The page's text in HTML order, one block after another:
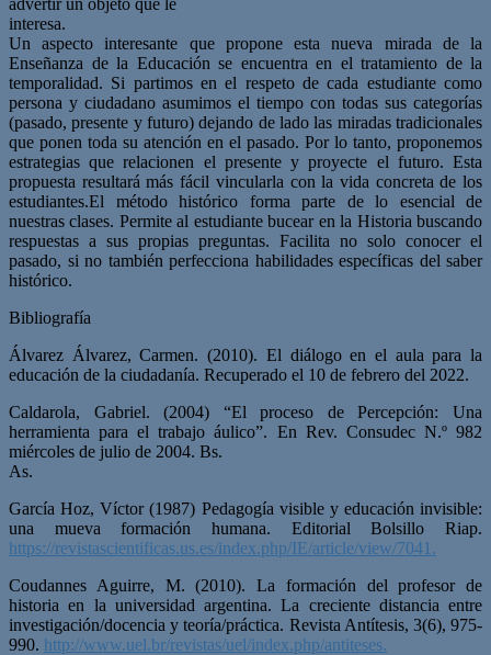
interesa.
Un aspecto interesante que propone esta nueva mirada de la
Enseñanza de la Educación se encuentra en el tratamiento de la
temporalidad. Si partimos en el respeto de cada estudiante como
persona y ciudadano asumimos el tiempo con todas sus categorías
(pasado, presente y futuro) dejando de lado las miradas tradicionales
que ponen toda su atención en el pasado. Por lo tanto, proponemos
estrategias que relacionen el presente y proyecte el futuro. Esta
propuesta resultará más fácil vincularla con la vida concreta de los
estudiantes.El método histórico forma parte de lo esencial de
nuestras clases. Permite al estudiante bucear en la Historia buscando
respuestas a sus propias preguntas. Facilita no solo conocer el
pasado, si no también perfecciona habilidades específicas del saber
histórico.
Bibliografía
Álvarez Álvarez, Carmen. (2010). El diálogo en el aula para la
educación de la ciudadanía. Recuperado el 10 de febrero del 2022.
Caldarola, Gabriel. (2004) “El proceso de Percepción: Una
herramienta para el trabajo áulico”. En Rev. Consudec N.º 982
miércoles de julio de 2004. Bs.
As.
García Hoz, Víctor (1987) Pedagogía visible y educación invisible:
una mueva formación humana. Editorial Bolsillo Riap.
https://revistascientificas.us.es/index.php/IE/article/view/7041.
Coudannes Aguirre, M. (2010). La formación del profesor de
historia en la universidad argentina. La creciente distancia entre
investigación/docencia y teoría/práctica. Revista Antítesis, 3(6), 975-
990. http://www.uel.br/revistas/uel/index.php/antiteses.